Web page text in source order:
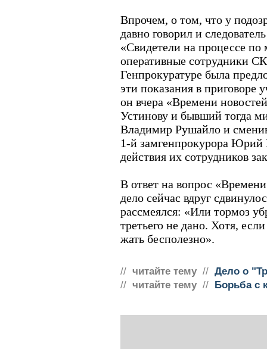
Впрочем, о том, что у
давно говорил и
«Свидетели на процессе по
оперативные сотрудники
Генпрокуратуре была
эти показания в приговоре
он вчера «Времени
Устинову и бывший тогда
Владимир Рушайло и
1-й замгенпрокурора Юрий
действия их сотрудников
В ответ на вопрос
дело сейчас вдруг
рассмеялся: «Или тормоз
третьего не дано. Хотя,
жать бесполезно».
// читайте тему // Дело о
// читайте тему // Борьба с